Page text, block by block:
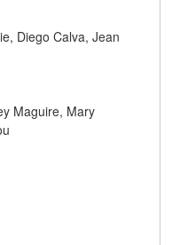
Diego Calva, Jean
Maguire, Mary